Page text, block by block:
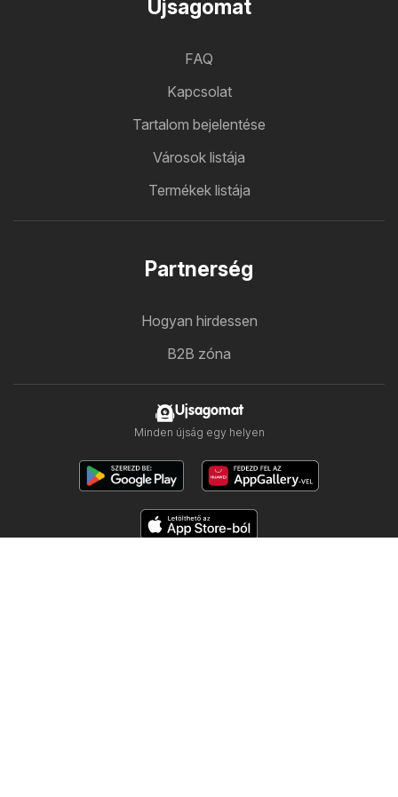
Ujsagomat
FAQ
Kapcsolat
Tartalom bejelentése
Városok listája
Termékek listája
Partnerség
Hogyan hirdessen
B2B zóna
Ujsagomat
Minden újság egy helyen